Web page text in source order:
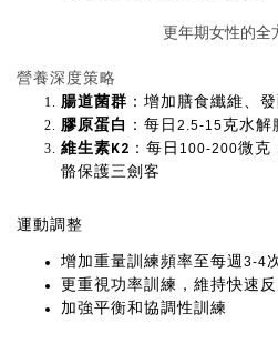
更年期女性的全
營養深度策略
腸道菌群 ：增加膳食纖維、
膠原蛋白 ：每日 2.5-15克水解
維生素K2 ：每日 100-200微克
骼保護三劍客
運動調整
增加重量訓練頻率至每週 3-4
更重視功率訓練，維持快速反
加強平衡和協調性訓練